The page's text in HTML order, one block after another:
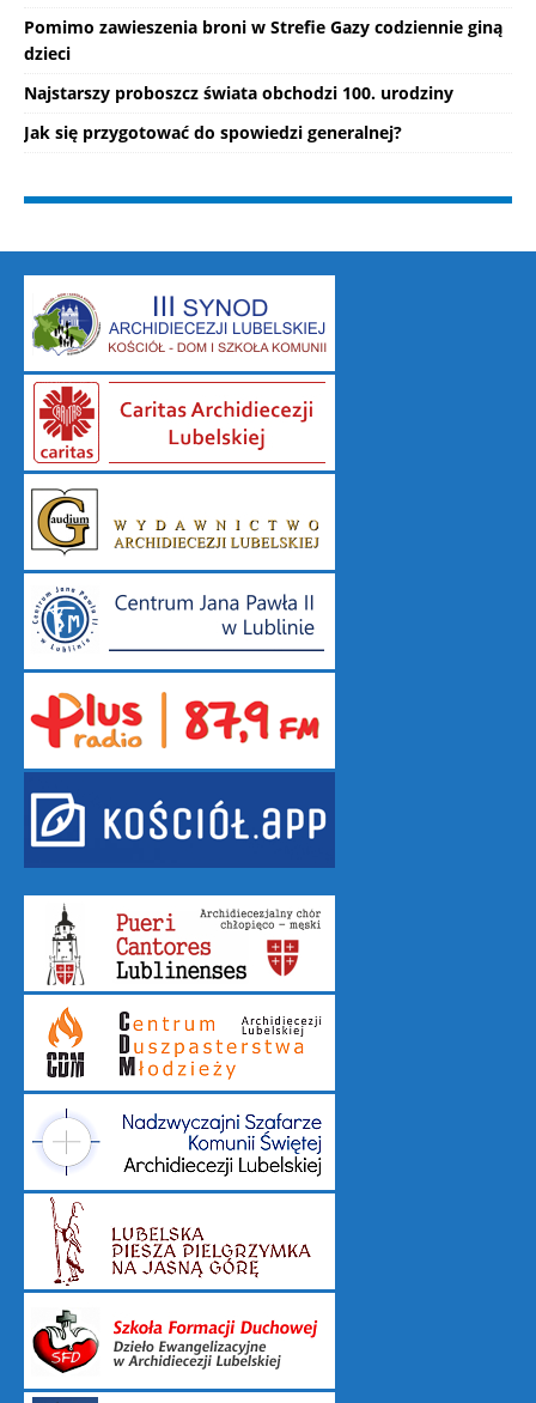
Pomimo zawieszenia broni w Strefie Gazy codziennie giną
dzieci
Najstarszy proboszcz świata obchodzi 100. urodziny
Jak się przygotować do spowiedzi generalnej?